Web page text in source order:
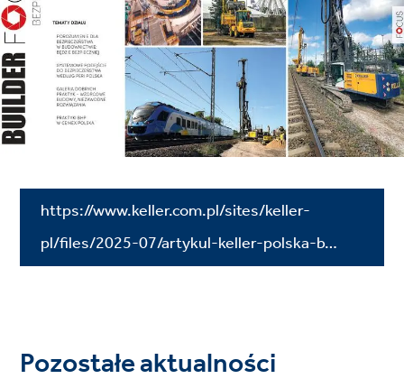
https://www.keller.com.pl/sites/keller-
pl/files/2025-07/artykul-keller-polska-b…
Pozostałe aktualności